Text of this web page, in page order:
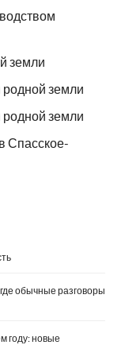
земли
родной земли
родной земли
Спасское-
обычные разговоры
году: новые